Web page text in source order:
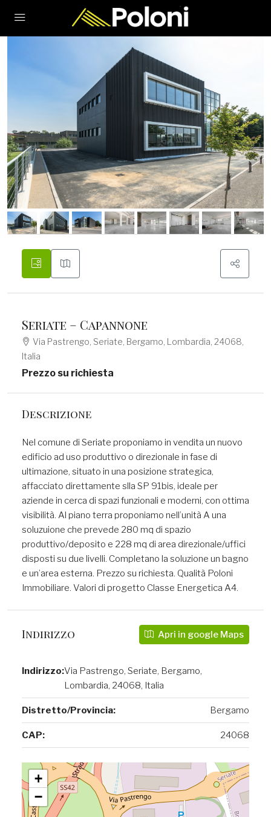
Seriate – Capannone
Via Pastrengo, Seriate, Bergamo, Lombardia, 24068,
Italia
Prezzo su richiesta
Descrizione
Nel comune di Seriate proponiamo in vendita un nuovo
edificio ad uso produttivo o direzionale in fase di
ultimazione, situato in una posizione strategica,
affacciato direttamente slla SP 91bis, ideale per
aziende in cerca di spazi funzionali e moderni, con ottima
visibilità. Al piano terra proponiamo nell’unità A una
soluzuione che prevede 280 mq di spazio
produttivo/deposito e 228 mq di area direzionale/uffici
disposti su due livelli. Completano la soluzione un bagno
e un’area esterna. Prezzo su richiesta. Qualità Poloni
Immobiliare. Valori di progetto Classe Energetica A4.
Indirizzo Apri in google Maps
Indirizzo:Via Pastrengo, Seriate, Bergamo,
Lombardia, 24068, Italia
Distretto/Provincia: Bergamo
CAP: 24068
+
−